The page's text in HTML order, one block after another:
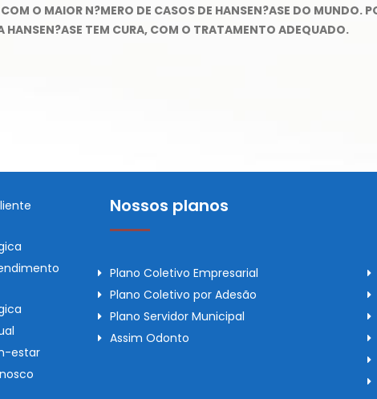
O MAIOR N?MERO DE CASOS DE HANSEN?ASE DO MUNDO.
HANSEN?ASE TEM CURA, COM O TRATAMENTO ADEQUADO.
estar
Nossos planos
Plano Coletivo Empresarial
Plano Coletivo por Adesão
Plano Servidor Municipal
Assim Odonto